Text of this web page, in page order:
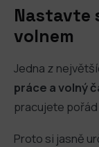
Nastavte
volnem
Jedna z
práce a volný
pracujete pořád
Proto si jasně